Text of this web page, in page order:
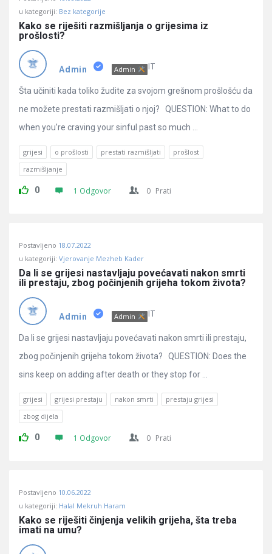
u kategoriji: Bez kategorije
Kako se riješiti razmišljanja o grijesima iz
prošlosti?
Admin Admin IT
Šta učiniti kada toliko žudite za svojom grešnom prošlošću da
ne možete prestati razmišljati o njoj? QUESTION: What to do
when you’re craving your sinful past so much ...
grijesi o prošlosti prestati razmišljati
prošlost
razmišljanje
0 1 Odgovor 0 Prati
Postavljeno 18.07.2022
u kategoriji: Vjerovanje Mezheb Kader
Da li se grijesi nastavljaju povećavati nakon smrti
ili prestaju, zbog počinjenih grijeha tokom života?
Admin Admin IT
Da li se grijesi nastavljaju povećavati nakon smrti ili prestaju,
zbog počinjenih grijeha tokom života? QUESTION: Does the
sins keep on adding after death or they stop for ...
grijesi grijesi prestaju nakon smrti
prestaju grijesi
zbog dijela
0 1 Odgovor 0 Prati
Postavljeno 10.06.2022
u kategoriji: Halal Mekruh Haram
Kako se riješiti činjenja velikih grijeha, šta treba
imati na umu?